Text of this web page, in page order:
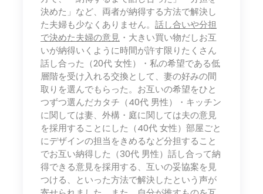
決めた」など、両者が納得する方法で解決し
た夫婦も少なくありません。 話し合いや分担
で決めた夫婦の意見 ・大きい買い物だしお互
いが納得いくように時間が許す限りたくさん
話し合った（20代 女性）・私の希望である低
層階を受け入れる交換として、妻の好みの間
取りを選んでもらった。お互いの希望をひと
つずつ選んだカタチ（40代 男性）・キッチン
に関しては妻、外構・庭に関しては夫の意見
を採用することにした（40代 女性）部屋ごと
にデザインの担当をきめるなど分担すること
でお互い納得した（30代 男性）話し合って納
得できる意見を採用する、互いの妥協案を見
つける、といった方法で解決したという声が